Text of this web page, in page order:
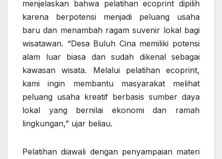
menjelaskan bahwa pelatihan ecoprint dipilih
karena berpotensi menjadi peluang usaha
baru dan menambah ragam suvenir lokal bagi
wisatawan. “Desa Buluh Cina memiliki potensi
alam luar biasa dan sudah dikenal sebagai
kawasan wisata. Melalui pelatihan ecoprint,
kami ingin membantu masyarakat melihat
peluang usaha kreatif berbasis sumber daya
lokal yang bernilai ekonomi dan ramah
lingkungan,” ujar beliau.
Pelatihan diawali dengan penyampaian materi